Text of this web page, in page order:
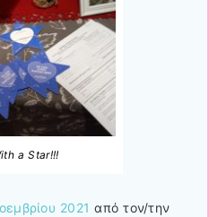
a Star!!!
2021 από τον/την